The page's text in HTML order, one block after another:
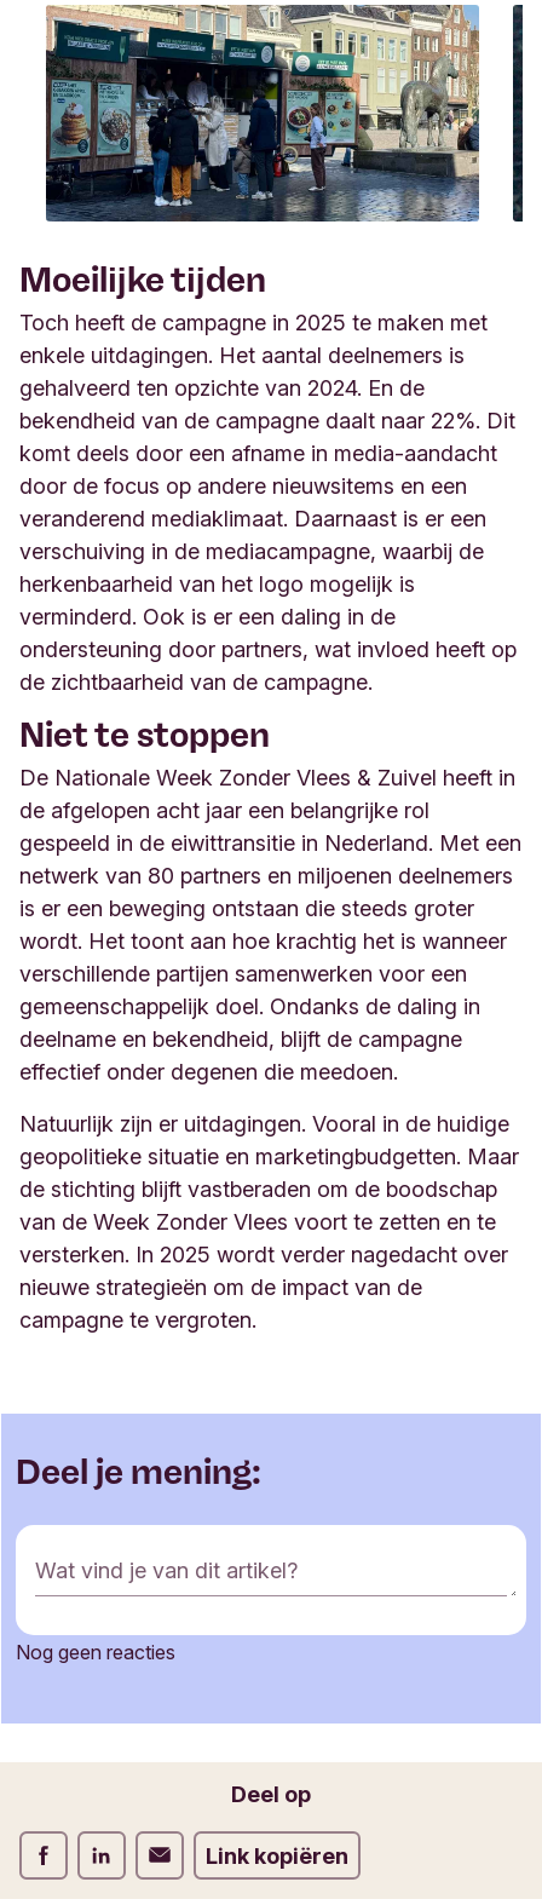
Moeilĳke tĳden
Toch heeft de campagne in 2025 te maken met
enkele uitdagingen. Het aantal deelnemers is
gehalveerd ten opzichte van 2024. En de
bekendheid van de campagne daalt naar 22%. Dit
komt deels door een afname in media-aandacht
door de focus op andere nieuwsitems en een
veranderend mediaklimaat. Daarnaast is er een
verschuiving in de mediacampagne, waarbĳ de
herkenbaarheid van het logo mogelĳk is
verminderd. Ook is er een daling in de
ondersteuning door partners, wat invloed heeft op
de zichtbaarheid van de campagne.
Niet te stoppen
De Nationale Week Zonder Vlees & Zuivel heeft in
de afgelopen acht jaar een belangrĳke rol
gespeeld in de eiwittransitie in Nederland. Met een
netwerk van 80 partners en miljoenen deelnemers
is er een beweging ontstaan die steeds groter
wordt. Het toont aan hoe krachtig het is wanneer
verschillende partĳen samenwerken voor een
gemeenschappelĳk doel. Ondanks de daling in
deelname en bekendheid, blĳft de campagne
effectief onder degenen die meedoen.
Natuurlĳk zĳn er uitdagingen. Vooral in de huidige
geopolitieke situatie en marketingbudgetten. Maar
de stichting blĳft vastberaden om de boodschap
van de Week Zonder Vlees voort te zetten en te
versterken. In 2025 wordt verder nagedacht over
nieuwe strategieën om de impact van de
campagne te vergroten.
Deel je mening:
R
e
c
e
m
u
l
Wat vind je van dit artikel?
Nog geen reacties
Deel op
Deel op Facebook
Deel op LinkedInDeel op Verstuur per email
Link kopiëren